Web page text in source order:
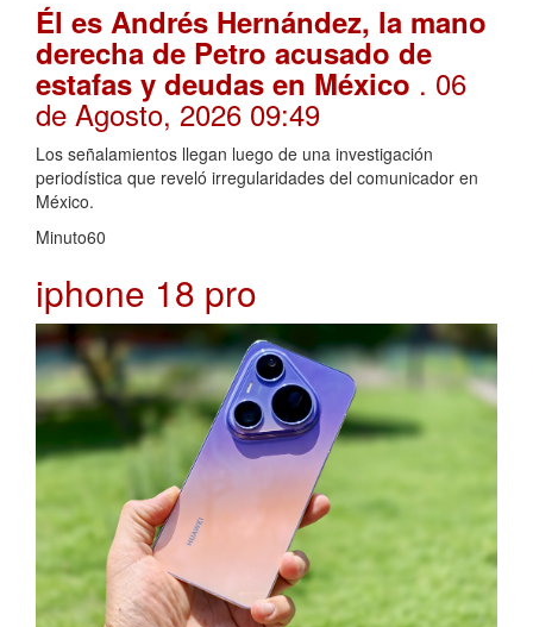
Él es Andrés Hernández, la mano
derecha de Petro acusado de
estafas y deudas en México . 06
de Agosto, 2026 09:49
Los señalamientos llegan luego de una investigación
periodística que reveló irregularidades del comunicador en
México.
Minuto60
iphone 18 pro